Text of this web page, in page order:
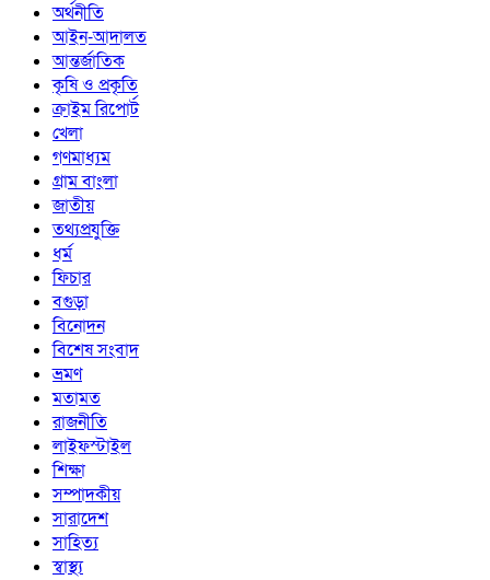
অর্থনীতি
আইন-আদালত
আন্তর্জাতিক
কৃষি ও প্রকৃতি
ক্রাইম রিপোর্ট
খেলা
গণমাধ্যম
গ্রাম বাংলা
জাতীয়
তথ্যপ্রযুক্তি
ধর্ম
ফিচার
বগুড়া
বিনোদন
বিশেষ সংবাদ
ভ্রমণ
মতামত
রাজনীতি
লাইফস্টাইল
শিক্ষা
সম্পাদকীয়
সারাদেশ
সাহিত্য
স্বাস্থ্য